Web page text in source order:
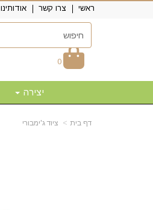
ראשי צרו קשר אודותינו
0
יצירה
דף בית ציוד ג'ימבורי